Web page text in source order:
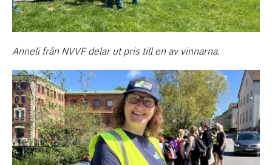
Anneli från NVVF delar ut pris till en av vinnarna.